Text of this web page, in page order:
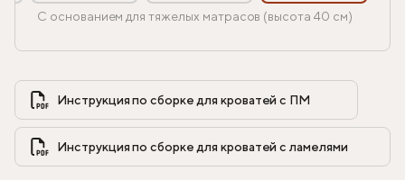
С основанием для тяжелых матрасов (высота 40 см)
Инструкция по сборке для кроватей с ПМ